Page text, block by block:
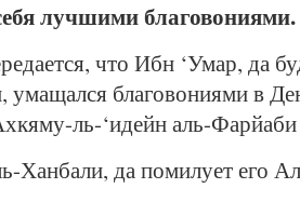
лучшими благовониями.
что Ибн ‘Умар, да
умащался благовониями в
ль-‘идейн аль-
Ханбали, да помилует его